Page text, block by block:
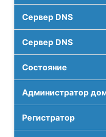
Сервер DNS
Сервер DNS
Соcтояние
Администратор
Регистратор